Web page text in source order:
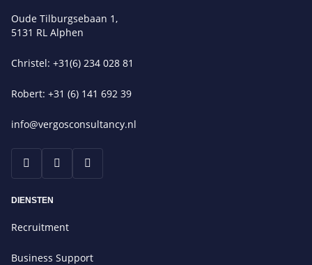
Oude Tilburgsebaan 1,
5131 RL Alphen
Christel: +31(6) 234 028 81
Robert: +31 (6) 141 692 39
info@vergosconsultancy.nl
DIENSTEN
Recruitment
Business Support